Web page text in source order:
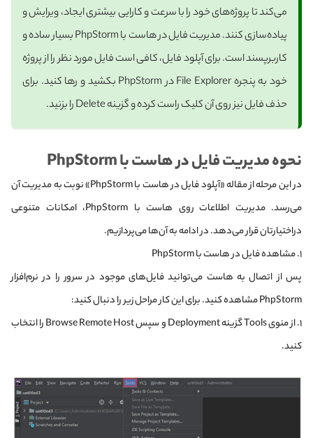
می‌کند تا پروژه‌های خود را با سرعت و کارایی بیشتری ایجاد، ویرایش و
پیاده‌سازی کنند. مدیریت فایل در هاست با PhpStorm بسیار ساده و
کاربرپسند است. برای آپلود فایل، کافی است فایل مورد نظر را از پروژه
خود به پنجره File Explorer در PhpStorm بکشید و رها کنید. برای
حذف فایل نیز روی آن کلیک راست کرده و گزینه Delete را بزنید.
نحوه مدیریت فایل در هاست با PhpStorm
در این مرحله از مقاله «آپلود فایل در هاست با PhpStorm» نوبت به مدیریت آن
می‌رسد. مدیریت اطلاعات روی هاست با PhpStorm، امکانات متنوعی
دراختیارتان قرار می‌دهد. در ادامه به آن‌ها می‌پردازیم.
۱. مشاهده فایل در هاست با PhpStorm
پس از اتصال به هاست می‌توانید فایل‌های موجود در سرور را در نرم‌افزار
PhpStorm مشاهده کنید. برای این کار مراحل زیر را دنبال کنید:
۱. از منوی Tools گزینه Deployment و سپس Browse Remote Host را انتخاب
کنید.